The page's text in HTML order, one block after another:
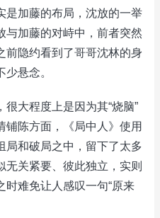
是加藤的布局，沈放的一举
与加藤的对峙中，前者突然
前隐约看到了哥哥沈林的身
悬念。
大程度上是因为其“烧脑”
铺陈方面，《局中人》使用
局和破局之中，留下了太多
无关紧要、彼此独立，实则
难免让人感叹一句“原来